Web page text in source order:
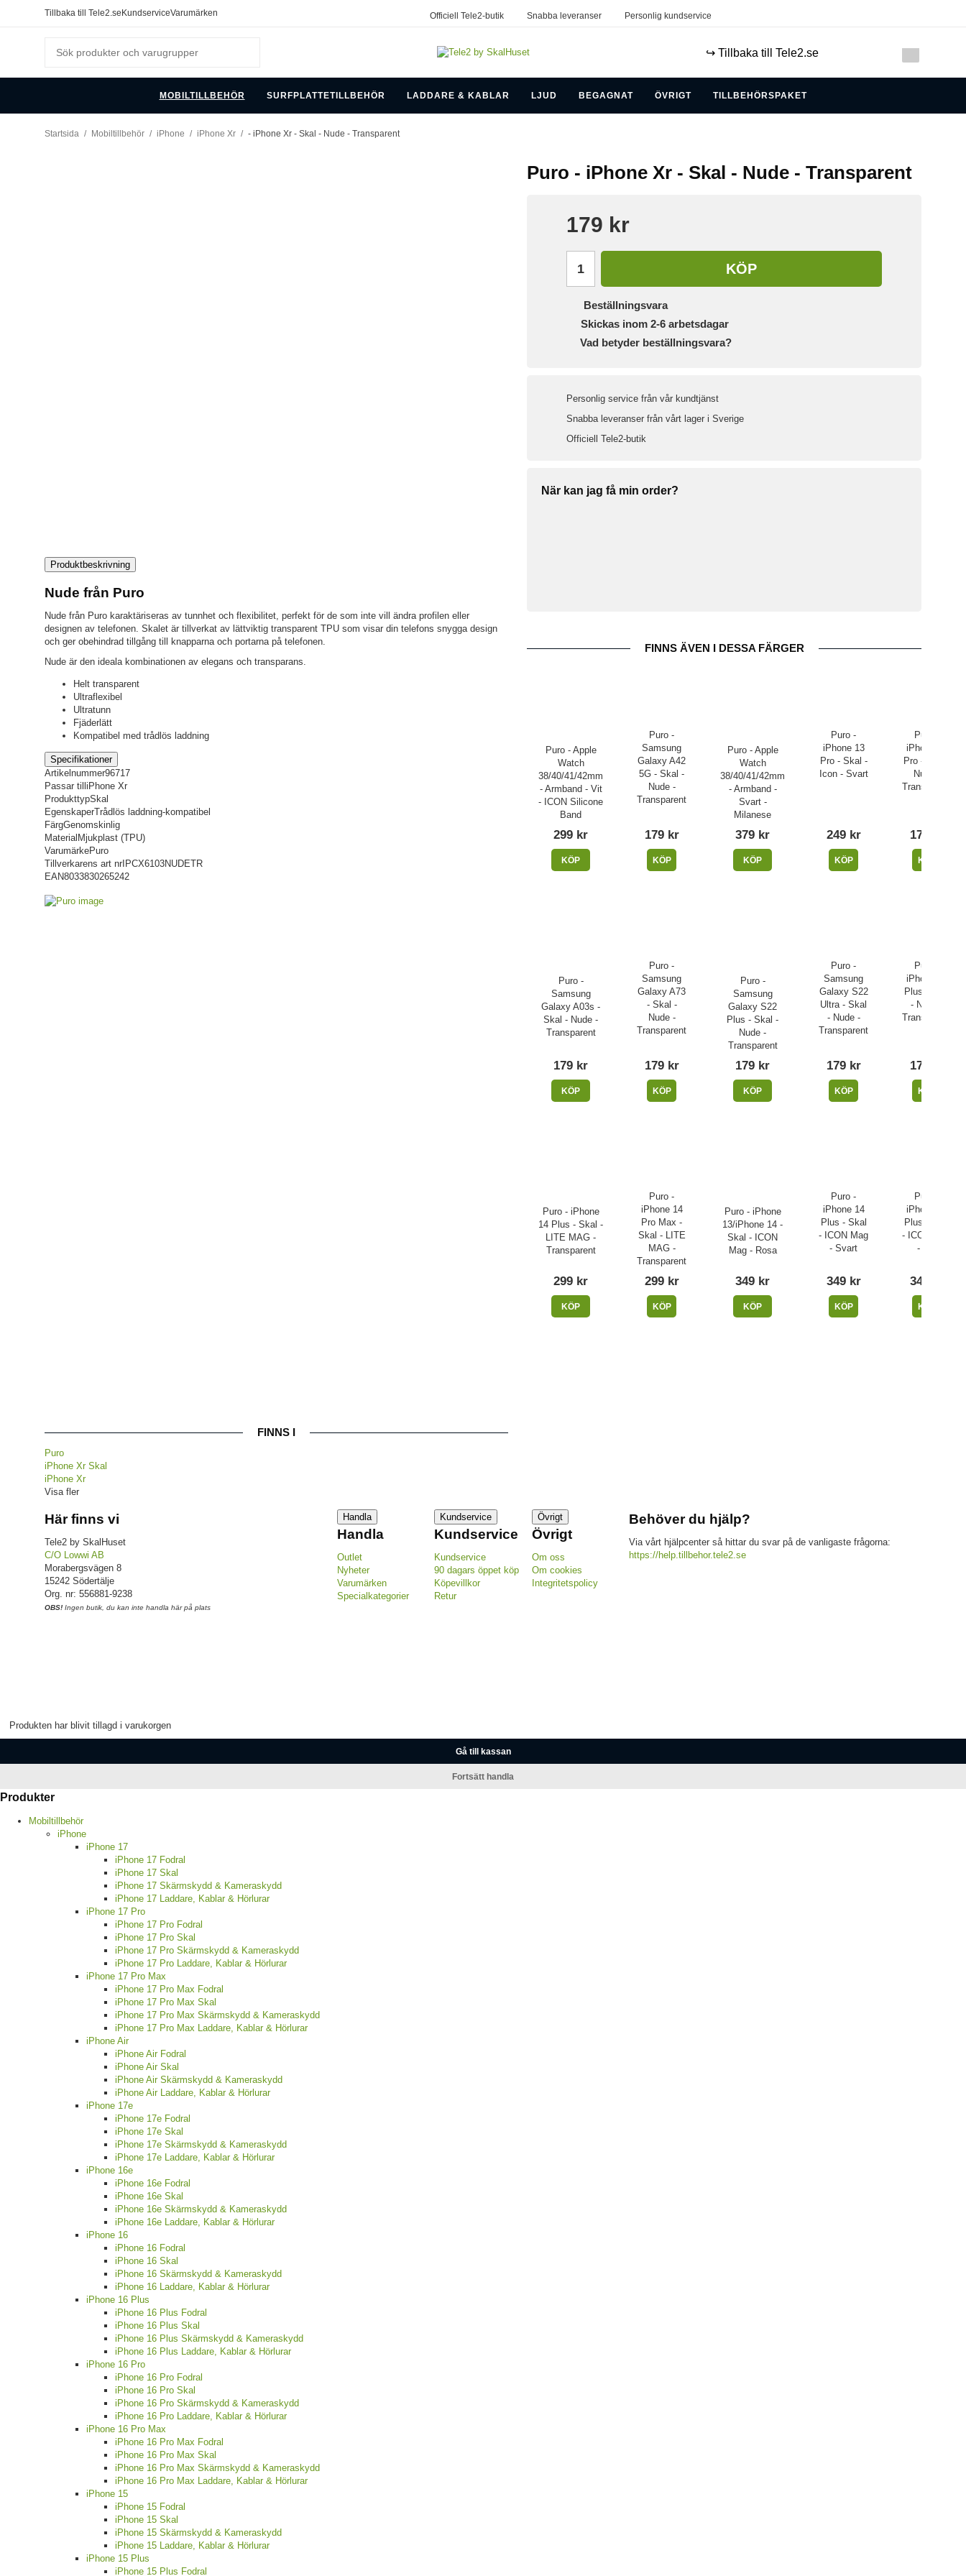
Tillbaka till Tele2.se KundserviceVarumärken Officiell Tele2-butik Snabba leveranser Personlig kundservice
↪️ Tillbaka till Tele2.se
MOBILTILLBEHÖR SURFPLATTETILLBEHÖR LADDARE & KABLAR LJUD BEGAGNAT ÖVRIGT TILLBEHÖRSPAKET
Startsida / Mobiltillbehör / iPhone / iPhone Xr / - iPhone Xr - Skal - Nude - Transparent
Puro - iPhone Xr - Skal - Nude - Transparent
179 kr
KÖP
Beställningsvara
Skickas inom 2-6 arbetsdagar
Vad betyder beställningsvara?
Personlig service från vår kundtjänst
Snabba leveranser från vårt lager i Sverige
Officiell Tele2-butik
När kan jag få min order?
FINNS ÄVEN I DESSA FÄRGER
Puro - Apple
Watch
38/40/41/42mm
- Armband - Vit
- ICON Silicone
Band
299 kr
KÖP
Puro -
Samsung
Galaxy A42
5G - Skal -
Nude -
Transparent
179 kr
KÖP
Puro - Apple
Watch
38/40/41/42mm
- Armband -
Svart -
Milanese
379 kr
KÖP
Puro -
iPhone 13
Pro - Skal -
Icon - Svart
249 kr
KÖP
Puro -
iPhone 13
Pro - Skal -
Nude -
Transparent
179 kr
KÖP
Puro -
Samsung
Galaxy A03s -
Skal - Nude -
Transparent
179 kr
KÖP
Puro -
Samsung
Galaxy A73
- Skal -
Nude -
Transparent
179 kr
KÖP
Puro -
Samsung
Galaxy S22
Plus - Skal -
Nude -
Transparent
179 kr
KÖP
Puro -
Samsung
Galaxy S22
Ultra - Skal
- Nude -
Transparent
179 kr
KÖP
Puro -
iPhone 14
Plus - Skal
- Nude -
Transparent
179 kr
KÖP
Puro - iPhone
14 Plus - Skal -
LITE MAG -
Transparent
299 kr
KÖP
Puro -
iPhone 14
Pro Max -
Skal - LITE
MAG -
Transparent
299 kr
KÖP
Puro - iPhone
13/iPhone 14 -
Skal - ICON
Mag - Rosa
349 kr
KÖP
Puro -
iPhone 14
Plus - Skal
- ICON Mag
- Svart
349 kr
KÖP
Puro -
iPhone 14
Plus - Skal
- ICON Mag
- Blå
349 kr
KÖP
Produktbeskrivning
Nude från Puro
Nude från Puro karaktäriseras av tunnhet och flexibilitet, perfekt för de som inte vill ändra profilen eller
designen av telefonen. Skalet är tillverkat av lättviktig transparent TPU som visar din telefons snygga design
och ger obehindrad tillgång till knapparna och portarna på telefonen.
Nude är den ideala kombinationen av elegans och transparans.
Helt transparent
Ultraflexibel
Ultratunn
Fjäderlätt
Kompatibel med trådlös laddning
Specifikationer
Artikelnummer96717
Passar till iPhone Xr
ProdukttypSkal
EgenskaperTrådlös laddning-kompatibel
FärgGenomskinlig
Material Mjukplast (TPU)
VarumärkePuro
Tillverkarens art nr IPCX6103NUDETR
EAN8033830265242
FINNS I
Puro
iPhone Xr Skal
iPhone Xr
Visa fler
Här finns vi
Tele2 by SkalHuset
C/O Lowwi AB
Morabergsvägen 8
15242 Södertälje
Org. nr: 556881-9238
OBS! Ingen butik, du kan inte handla här på plats
Handla
Handla
Outlet
Nyheter
Varumärken
Specialkategorier
Kundservice
Kundservice
Kundservice
90 dagars öppet köp
Köpevillkor
Retur
Övrigt
Övrigt
Om oss
Om cookies
Integritetspolicy
Behöver du hjälp?
Via vårt hjälpcenter så hittar du svar på de vanligaste frågorna:
https://help.tillbehor.tele2.se
Produkten har blivit tillagd i varukorgen
Gå till kassan
Fortsätt handla
Produkter
Mobiltillbehör
iPhone
iPhone 17
iPhone 17 Fodral
iPhone 17 Skal
iPhone 17 Skärmskydd & Kameraskydd
iPhone 17 Laddare, Kablar & Hörlurar
iPhone 17 Pro
iPhone 17 Pro Fodral
iPhone 17 Pro Skal
iPhone 17 Pro Skärmskydd & Kameraskydd
iPhone 17 Pro Laddare, Kablar & Hörlurar
iPhone 17 Pro Max
iPhone 17 Pro Max Fodral
iPhone 17 Pro Max Skal
iPhone 17 Pro Max Skärmskydd & Kameraskydd
iPhone 17 Pro Max Laddare, Kablar & Hörlurar
iPhone Air
iPhone Air Fodral
iPhone Air Skal
iPhone Air Skärmskydd & Kameraskydd
iPhone Air Laddare, Kablar & Hörlurar
iPhone 17e
iPhone 17e Fodral
iPhone 17e Skal
iPhone 17e Skärmskydd & Kameraskydd
iPhone 17e Laddare, Kablar & Hörlurar
iPhone 16e
iPhone 16e Fodral
iPhone 16e Skal
iPhone 16e Skärmskydd & Kameraskydd
iPhone 16e Laddare, Kablar & Hörlurar
iPhone 16
iPhone 16 Fodral
iPhone 16 Skal
iPhone 16 Skärmskydd & Kameraskydd
iPhone 16 Laddare, Kablar & Hörlurar
iPhone 16 Plus
iPhone 16 Plus Fodral
iPhone 16 Plus Skal
iPhone 16 Plus Skärmskydd & Kameraskydd
iPhone 16 Plus Laddare, Kablar & Hörlurar
iPhone 16 Pro
iPhone 16 Pro Fodral
iPhone 16 Pro Skal
iPhone 16 Pro Skärmskydd & Kameraskydd
iPhone 16 Pro Laddare, Kablar & Hörlurar
iPhone 16 Pro Max
iPhone 16 Pro Max Fodral
iPhone 16 Pro Max Skal
iPhone 16 Pro Max Skärmskydd & Kameraskydd
iPhone 16 Pro Max Laddare, Kablar & Hörlurar
iPhone 15
iPhone 15 Fodral
iPhone 15 Skal
iPhone 15 Skärmskydd & Kameraskydd
iPhone 15 Laddare, Kablar & Hörlurar
iPhone 15 Plus
iPhone 15 Plus Fodral